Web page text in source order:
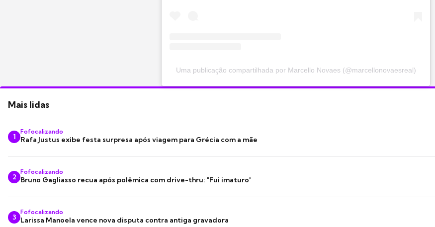
Uma publicação compartilhada por Marcello Novaes (@marcellonovaesreal)
Mais lidas
1
Fofocalizando
Rafa Justus exibe festa surpresa após viagem para Grécia com a mãe
2
Fofocalizando
Bruno Gagliasso recua após polêmica com drive-thru: "Fui imaturo"
3
Fofocalizando
Larissa Manoela vence nova disputa contra antiga gravadora